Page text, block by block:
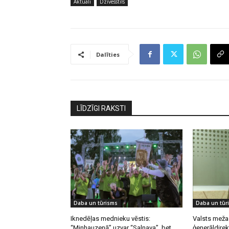
Aktuāli Dzīvesstils
Dalīties
LĪDZĪGI RAKSTI
Daba un tūrisms
Iknedēļas mednieku vēstis:
Daba un
Valsts